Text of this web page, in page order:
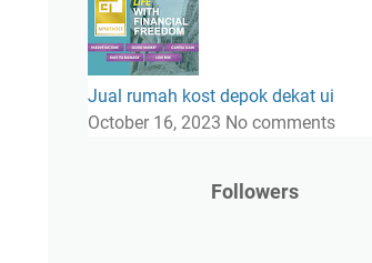
Jual rumah kost depok dekat ui
October 16, 2023 No comments
Followers